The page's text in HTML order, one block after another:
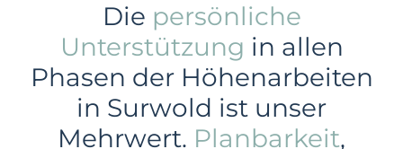
Die persönliche
Unterstützung in allen
Phasen der Höhenarbeiten
in Surwold ist unser
Mehrwert. Planbarkeit,